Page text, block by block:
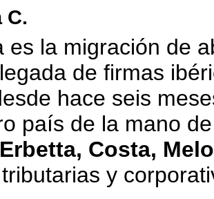
C.
es la migración de
de firmas
hace seis
país de la mano
Erbetta, Costa,
y